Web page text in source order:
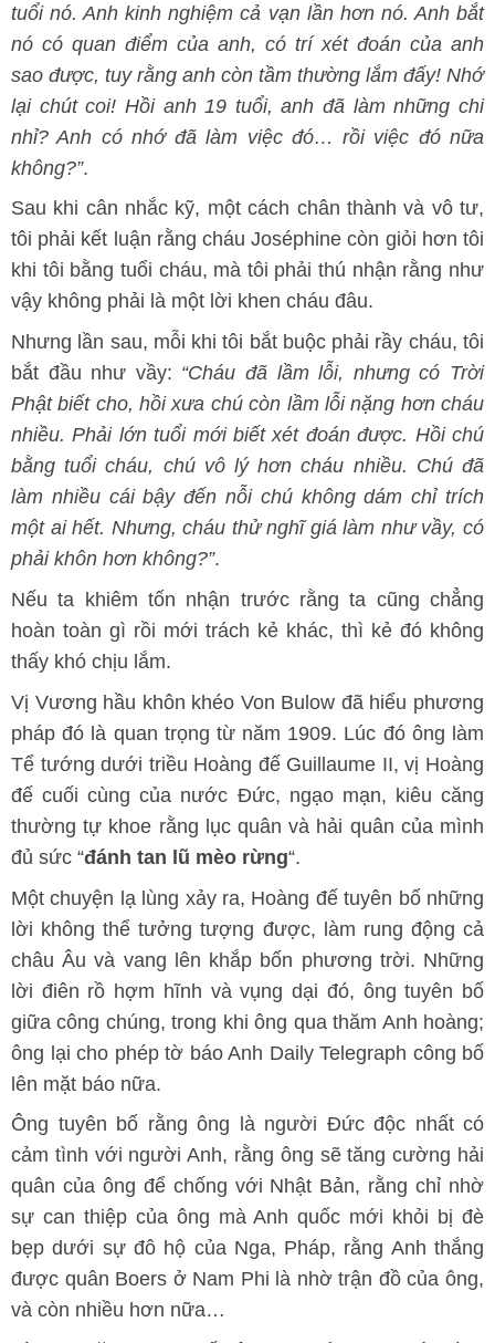
tuổi nó. Anh kinh nghiệm cả vạn lần hơn nó. Anh bắt
nó có quan điểm của anh, có trí xét đoán của anh
sao được, tuy rằng anh còn tầm thường lắm đấy! Nhớ
lại chút coi! Hồi anh 19 tuổi, anh đã làm những chi
nhỉ? Anh có nhớ đã làm việc đó… rồi việc đó nữa
không?”.
Sau khi cân nhắc kỹ, một cách chân thành và vô tư,
tôi phải kết luận rằng cháu Joséphine còn giỏi hơn tôi
khi tôi bằng tuổi cháu, mà tôi phải thú nhận rằng như
vậy không phải là một lời khen cháu đâu.
Nhưng lần sau, mỗi khi tôi bắt buộc phải rầy cháu, tôi
bắt đầu như vầy: “Cháu đã lầm lỗi, nhưng có Trời
Phật biết cho, hồi xưa chú còn lầm lỗi nặng hơn cháu
nhiều. Phải lớn tuổi mới biết xét đoán được. Hồi chú
bằng tuổi cháu, chú vô lý hơn cháu nhiều. Chú đã
làm nhiều cái bậy đến nỗi chú không dám chỉ trích
một ai hết. Nhưng, cháu thử nghĩ giá làm như vầy, có
phải khôn hơn không?”.
Nếu ta khiêm tốn nhận trước rằng ta cũng chẳng
hoàn toàn gì rồi mới trách kẻ khác, thì kẻ đó không
thấy khó chịu lắm.
Vị Vương hầu khôn khéo Von Bulow đã hiểu phương
pháp đó là quan trọng từ năm 1909. Lúc đó ông làm
Tể tướng dưới triều Hoàng đế Guillaume II, vị Hoàng
đế cuối cùng của nước Đức, ngạo mạn, kiêu căng
thường tự khoe rằng lục quân và hải quân của mình
đủ sức “đánh tan lũ mèo rừng“.
Một chuyện lạ lùng xảy ra, Hoàng đế tuyên bố những
lời không thể tưởng tượng được, làm rung động cả
châu Âu và vang lên khắp bốn phương trời. Những
lời điên rồ hợm hĩnh và vụng dại đó, ông tuyên bố
giữa công chúng, trong khi ông qua thăm Anh hoàng;
ông lại cho phép tờ báo Anh Daily Telegraph công bố
lên mặt báo nữa.
Ông tuyên bố rằng ông là người Đức độc nhất có
cảm tình với người Anh, rằng ông sẽ tăng cường hải
quân của ông để chống với Nhật Bản, rằng chỉ nhờ
sự can thiệp của ông mà Anh quốc mới khỏi bị đè
bẹp dưới sự đô hộ của Nga, Pháp, rằng Anh thắng
được quân Boers ở Nam Phi là nhờ trận đồ của ông,
và còn nhiều hơn nữa…